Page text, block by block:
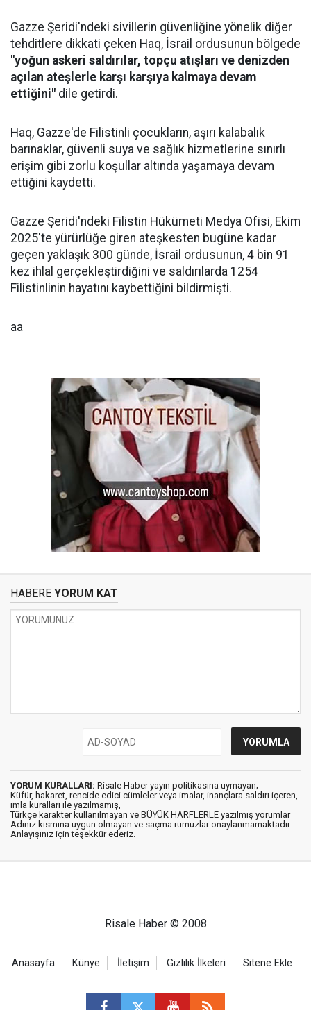
Gazze Şeridi'ndeki sivillerin güvenliğine yönelik diğer
tehditlere dikkati çeken Haq, İsrail ordusunun bölgede
"yoğun askeri saldırılar, topçu atışları ve denizden
açılan ateşlerle karşı karşıya kalmaya devam
ettiğini" dile getirdi.
Haq, Gazze'de Filistinli çocukların, aşırı kalabalık
barınaklar, güvenli suya ve sağlık hizmetlerine sınırlı
erişim gibi zorlu koşullar altında yaşamaya devam
ettiğini kaydetti.
Gazze Şeridi'ndeki Filistin Hükümeti Medya Ofisi, Ekim
2025'te yürürlüğe giren ateşkesten bugüne kadar
geçen yaklaşık 300 günde, İsrail ordusunun, 4 bin 91
kez ihlal gerçekleştirdiğini ve saldırılarda 1254
Filistinlinin hayatını kaybettiğini bildirmişti.
aa
HABERE YORUM KAT
YORUM KURALLARI: Risale Haber yayın politikasına uymayan;
Küfür, hakaret, rencide edici cümleler veya imalar, inançlara saldırı içeren,
imla kuralları ile yazılmamış,
Türkçe karakter kullanılmayan ve BÜYÜK HARFLERLE yazılmış yorumlar
Adınız kısmına uygun olmayan ve saçma rumuzlar onaylanmamaktadır.
Anlayışınız için teşekkür ederiz.
Risale Haber © 2008
Anasayfa Künye İletişim Gizlilik İlkeleri Sitene Ekle